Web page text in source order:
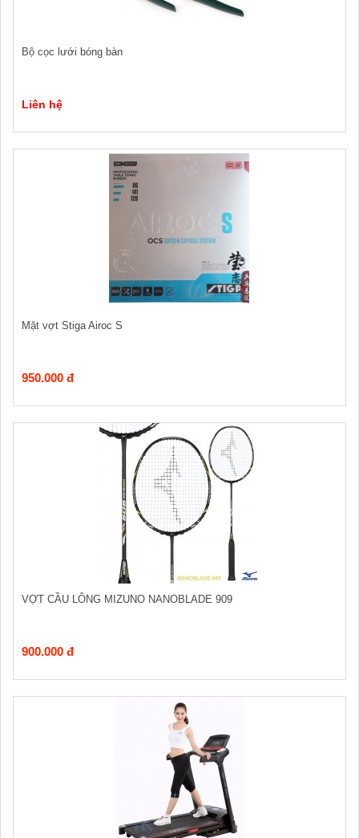
Bộ cọc lưới bóng bàn
Liên hệ
Mặt vợt Stiga Airoc S
950.000 đ
VỢT CẦU LÔNG MIZUNO NANOBLADE 909
900.000 đ